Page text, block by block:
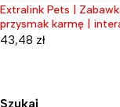
Wyprzedane
Extralink Pets |
przysmak karmę |
dla psa z przyssawką
43,48 zł
Szukaj